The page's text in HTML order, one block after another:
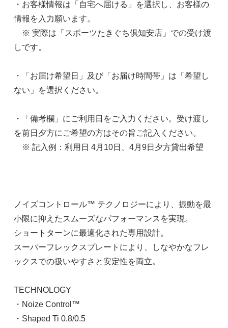
・お客様情報は「自宅へ届ける」を選択し、お客様の
情報を入力願います。
※ 実際は「スポーツたきぐち倶知安店」での受け渡
しです。
・「お届け希望日」及び「お届け時間帯」は「希望し
ない」を選択ください。
・「備考欄」にご利用日をご入力ください。受け渡し
を前日夕方にご希望の方はその旨ご記入ください。
※ 記入例：利用日 4月10日、4月9日夕方貸出希望
ノイズコントロール™ テクノロジーにより、振動を最
小限に抑えたスムーズなパフォーマンスを実現。
ショートターンに最適化された専用設計。
スーパーフレックスプレートにより、しなやかなフレ
ックスでの扱いやすさと安定性を両立。
TECHNOLOGY
・Noize Control™
・Shaped Ti 0.8/0.5
165cm